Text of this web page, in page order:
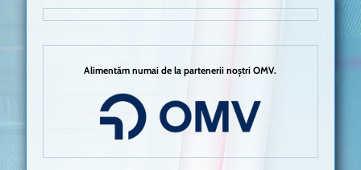
Alimentăm numai de la partenerii noștri OMV.